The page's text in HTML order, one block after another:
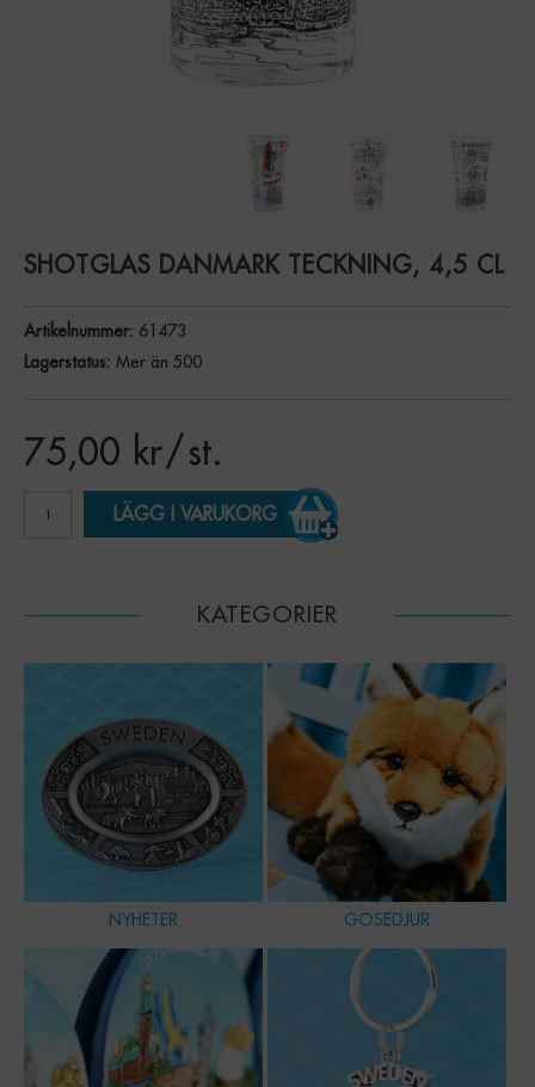
SHOTGLAS DANMARK TECKNING, 4,5 CL
Artikelnummer: 61473
Lagerstatus: Mer än 500
75,00 kr/ st.
LÄGG I VARUKORG
KATEGORIER
NYHETER GOSEDJUR